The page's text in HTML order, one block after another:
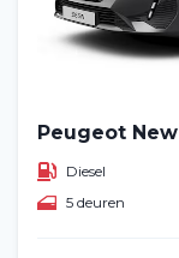
Peugeot
Diesel
5 deuren